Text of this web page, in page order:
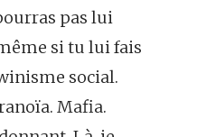
pas lui
si tu lui fais
social.
Mafia.